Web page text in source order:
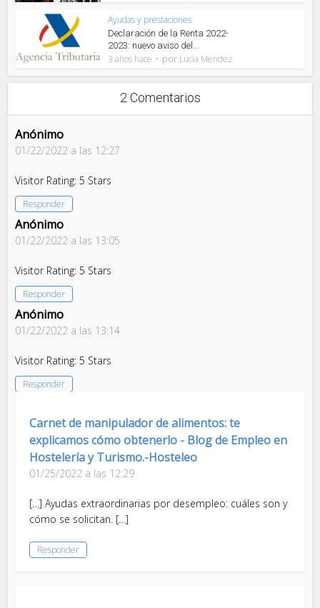
Ayudas y prestaciones
Declaración de la Renta 2022-
2023: nuevo aviso del...
3 años hace por Lucia Mendez
2 Comentarios
Anónimo
01/22/2022 a las 12:27
Visitor Rating: 5 Stars
Responder
Anónimo
01/22/2022 a las 13:05
Visitor Rating: 5 Stars
Responder
Anónimo
01/22/2022 a las 13:14
Visitor Rating: 5 Stars
Responder
Carnet de manipulador de alimentos: te
explicamos cómo obtenerlo - Blog de Empleo en
Hostelería y Turismo.-Hosteleo
01/25/2022 a las 12:29
[…] Ayudas extraordinarias por desempleo: cuáles son y
cómo se solicitan. […]
Responder